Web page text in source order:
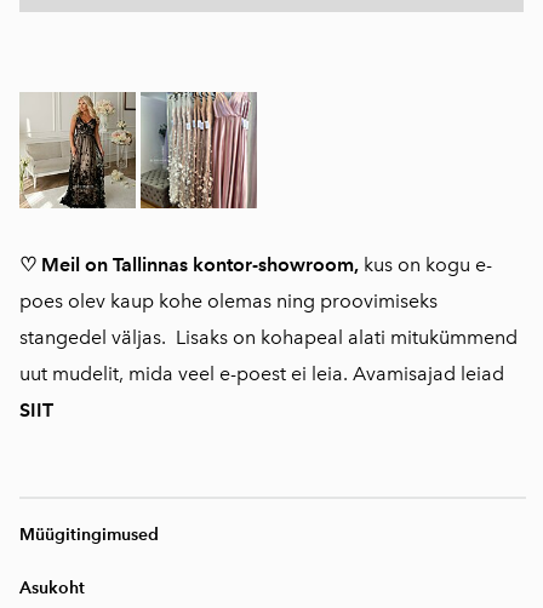
♡ Meil on Tallinnas kontor-showroom, kus on kogu e-
poes olev kaup kohe olemas ning proovimiseks
stangedel väljas. Lisaks on kohapeal alati mitukümmend
uut mudelit, mida veel e-poest ei leia. Avamisajad leiad
SIIT
Müügitingimused
Asukoht